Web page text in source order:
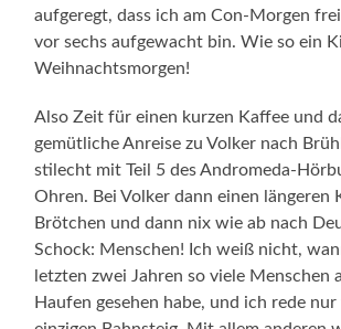
aufgeregt, dass ich am Con-Morgen
vor sechs aufgewacht bin. Wie so ein
Weihnachtsmorgen!
Also Zeit für einen kurzen Kaffee und
gemütliche Anreise zu Volker nach
stilecht mit Teil 5 des Andromeda-
Ohren. Bei Volker dann einen längeren
Brötchen und dann nix wie ab nach
Schock: Menschen! Ich weiß nicht,
letzten zwei Jahren so viele Menschen
Haufen gesehen habe, und ich rede